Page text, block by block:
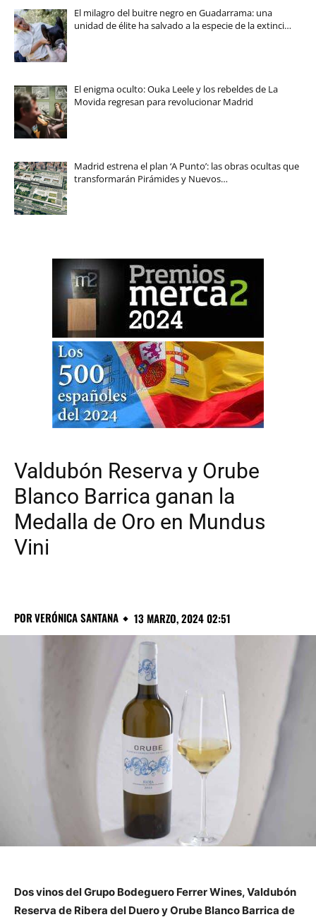
El milagro del buitre negro en Guadarrama: una
unidad de élite ha salvado a la especie de la extinci…
El enigma oculto: Ouka Leele y los rebeldes de La
Movida regresan para revolucionar Madrid
Madrid estrena el plan ‘A Punto’: las obras ocultas que
transformarán Pirámides y Nuevos…
Valdubón Reserva y Orube
Blanco Barrica ganan la
Medalla de Oro en Mundus
Vini
PORVERÓNICA SANTANA 13 MARZO, 2024 02:51
Dos vinos del Grupo Bodeguero Ferrer Wines, Valdubón
Reserva de Ribera del Duero y Orube Blanco Barrica de